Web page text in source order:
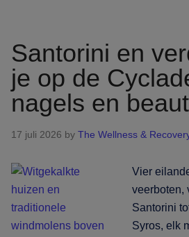
Santorini en
je op de
nagels en
17 juli 2026 by The Wellness &
Vier
veerboten,
Santorini
Syros, elk